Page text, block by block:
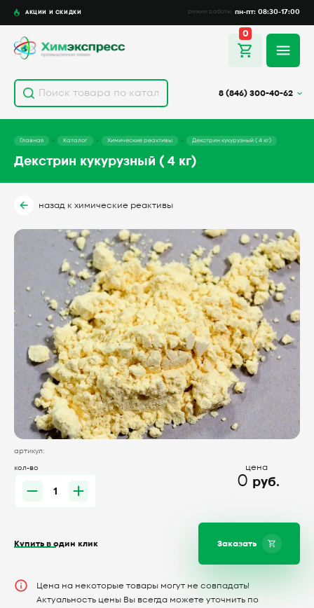
АКЦИИ И СКИДКИ режим работы пн-пт: 08:30-17:00
8 (846) 300-40-62
0
Главная Каталог Химические реактивы Декстрин кукурузный ( 4 кг)
Декстрин кукурузный ( 4 кг)
назад к химические реактивы
артикул:
кол-во
цена
0 руб.
Заказать
Купить в один клик
Цена на некоторые товары могут не совпадать!
Актуальность цены Вы всегда можете уточнить по